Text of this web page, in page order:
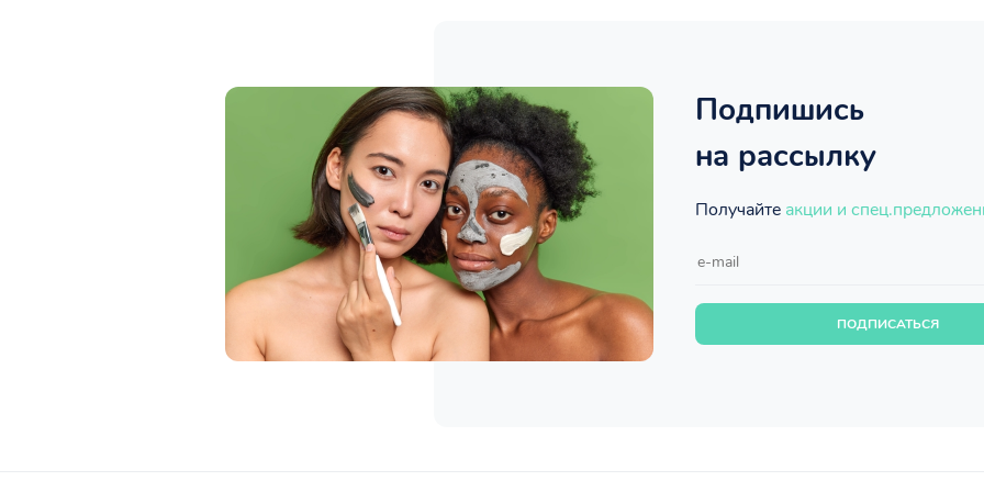
Подпишись
на рассылку
Получайте акции и
ПОДПИСАТЬСЯ